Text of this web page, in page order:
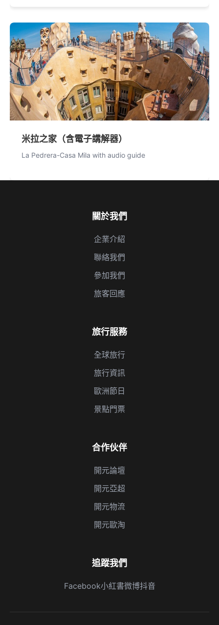
米拉之家（含電子講解器）
La Pedrera-Casa Mila with audio guide
關於我們
企業介紹
聯絡我們
參加我們
旅客回應
旅行服務
全球旅行
旅行資訊
歐洲節日
景點門票
合作伙伴
開元論壇
開元亞超
開元物流
開元歐淘
追蹤我們
Facebook小紅書微博抖音